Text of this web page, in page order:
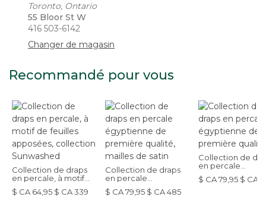
Toronto, Ontario
55 Bloor St W
416 503-6142
Changer de magasin
Recommandé pour vous
Collection de draps
en percale, à motif
de feuilles apposées,
collection
$ CA 64,95 $ CA 339
Collection de draps
en percale
égyptienne de
première qualité,
$ CA 79,95 $ CA 485
Collection de
en percale
égyptienne de
première qualité
$ CA 79,95 $ CA